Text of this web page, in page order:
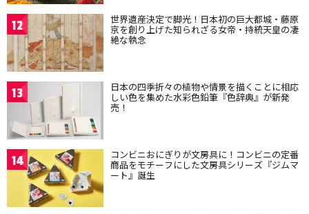
12 世界遺産決定で脚光！日本初の巨大都城・藤原
京を創り上げた知られざる女帝・持統天皇の凄
絶な執念
13 日本の四季折々の植物や情景を描くことに相応
しい色を集めた水彩色鉛筆『色辞典』が新発
売！
14 コンビニおにぎりが文房具に！コンビニの定番
商品をモチーフにした文房具シリーズ『ジムマ
ート』誕生